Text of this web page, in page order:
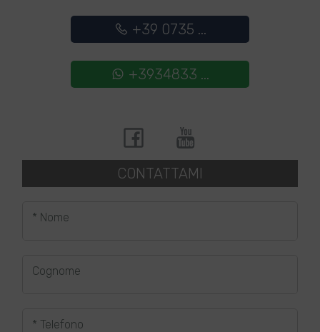
+39 0735 ...
+3934833 ...
CONTATTAMI
* Nome
Cognome
* Telefono